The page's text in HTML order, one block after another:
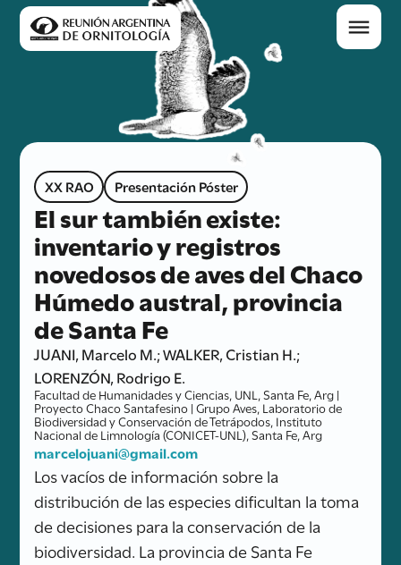
XX RAO Presentación Póster
El sur también existe:
inventario y registros
novedosos de aves del Chaco
Húmedo austral, provincia
de Santa Fe
JUANI, Marcelo M.; WALKER, Cristian H.;
LORENZÓN, Rodrigo E.
Facultad de Humanidades y Ciencias, UNL, Santa Fe, Arg |
Proyecto Chaco Santafesino | Grupo Aves, Laboratorio de
Biodiversidad y Conservación de Tetrápodos, Instituto
Nacional de Limnología (CONICET-UNL), Santa Fe, Arg
marcelojuani@gmail.com
Los vacíos de información sobre la
distribución de las especies dificultan la toma
de decisiones para la conservación de la
biodiversidad. La provincia de Santa Fe